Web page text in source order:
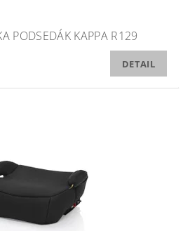
PODSEDÁK KAPPA R129
DETAIL